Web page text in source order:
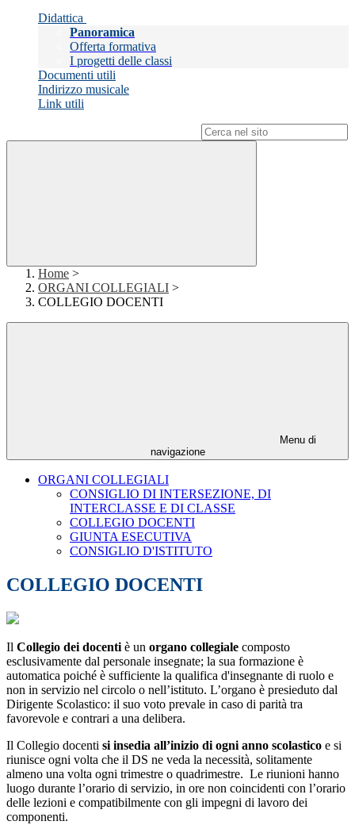
Didattica
Panoramica
Offerta formativa
I progetti delle classi
Documenti utili
Indirizzo musicale
Link utili
Home >
ORGANI COLLEGIALI >
COLLEGIO DOCENTI
Menu di
navigazione
ORGANI COLLEGIALI
CONSIGLIO DI INTERSEZIONE, DI
INTERCLASSE E DI CLASSE
COLLEGIO DOCENTI
GIUNTA ESECUTIVA
CONSIGLIO D'ISTITUTO
COLLEGIO DOCENTI
Il Collegio dei docenti è un organo collegiale composto
esclusivamente dal personale insegnate; la sua formazione è
automatica poiché è sufficiente la qualifica d'insegnante di ruolo e
non in servizio nel circolo o nell’istituto. L’organo è presieduto dal
Dirigente Scolastico: il suo voto prevale in caso di parità tra
favorevole e contrari a una delibera.
Il Collegio docenti si insedia all’inizio di ogni anno scolastico e si
riunisce ogni volta che il DS ne veda la necessità, solitamente
almeno una volta ogni trimestre o quadrimestre. Le riunioni hanno
luogo durante l’orario di servizio, in ore non coincidenti con l’orario
delle lezioni e compatibilmente con gli impegni di lavoro dei
componenti.